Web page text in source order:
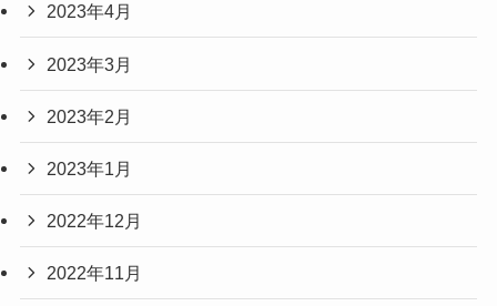
2023年4月
2023年3月
2023年2月
2023年1月
2022年12月
2022年11月